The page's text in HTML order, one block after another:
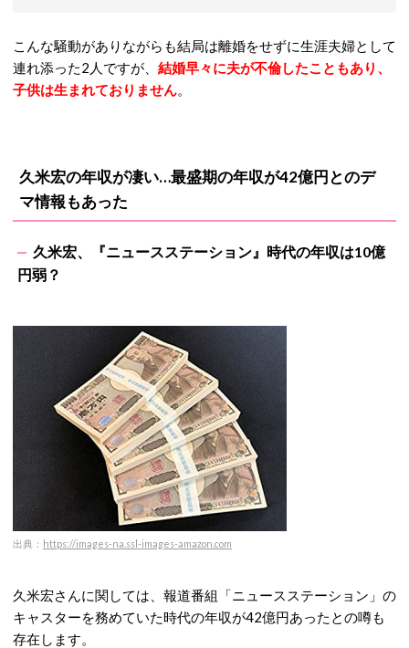
こんな騒動がありながらも結局は離婚をせずに生涯夫婦として
連れ添った2人ですが、 結婚早々に夫が不倫したこともあり、
子供は生まれておりません。
久米宏の年収が凄い…最盛期の年収が42億円とのデ
マ情報もあった
久米宏、『ニュースステーション』時代の年収は10億
円弱？
出典： https://images-na.ssl-images-amazon.com
久米宏さんに関しては、報道番組「ニュースステーション」の
キャスターを務めていた時代の年収が42億円あったとの噂も
存在します。